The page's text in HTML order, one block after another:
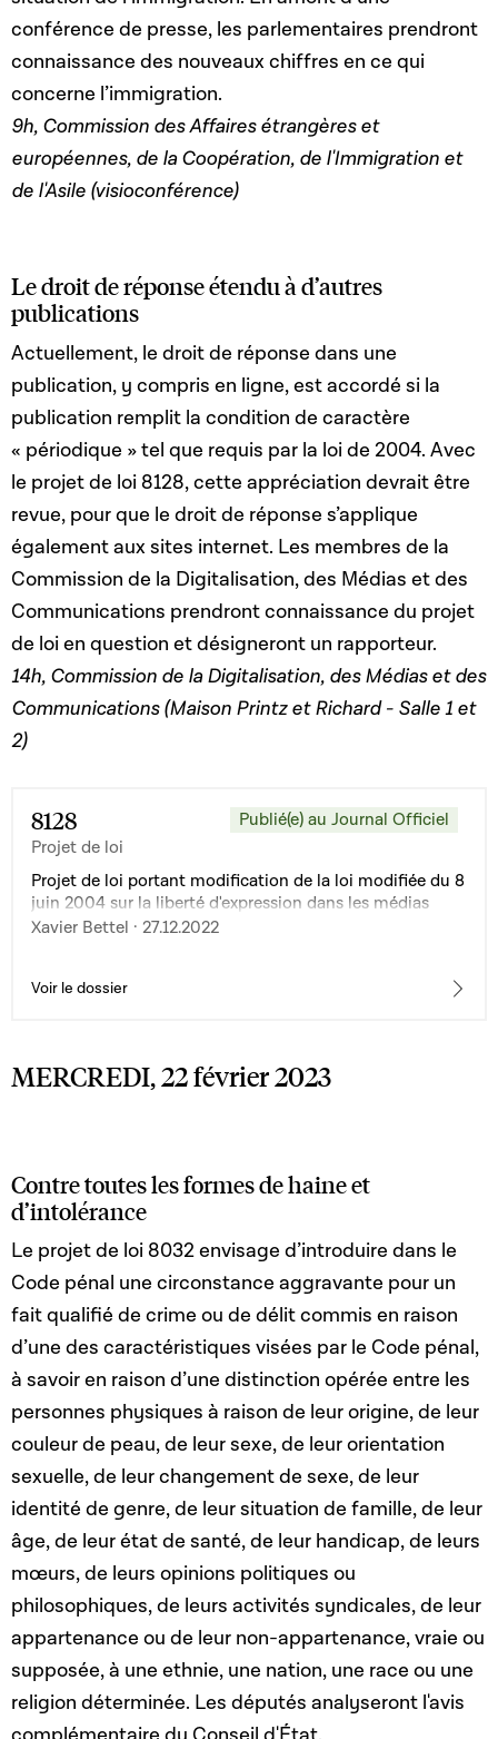
conférence de presse, les parlementaires prendront
connaissance des nouveaux chiffres en ce qui
concerne l’immigration.
9h, Commission des Affaires étrangères et
européennes, de la Coopération, de l'Immigration et
de l'Asile (visioconférence)
Le droit de réponse étendu à d’autres
publications
Actuellement, le droit de réponse dans une
publication, y compris en ligne, est accordé si la
publication remplit la condition de caractère
« périodique » tel que requis par la loi de 2004. Avec
le projet de loi 8128, cette appréciation devrait être
revue, pour que le droit de réponse s’applique
également aux sites internet. Les membres de la
Commission de la Digitalisation, des Médias et des
Communications prendront connaissance du projet
de loi en question et désigneront un rapporteur.
14h, Commission de la Digitalisation, des Médias et des
Communications (Maison Printz et Richard - Salle 1 et
2)
8128
Projet de loi
Publié(e) au Journal Officiel
Projet de loi portant modification de la loi modifiée du 8
juin 2004 sur la liberté d'expression dans les médias
Xavier Bettel · 27.12.2022
Voir le dossier
MERCREDI, 22 février 2023
Contre toutes les formes de haine et
d’intolérance
Le projet de loi 8032 envisage d’introduire dans le
Code pénal une circonstance aggravante pour un
fait qualifié de crime ou de délit commis en raison
d’une des caractéristiques visées par le Code pénal,
à savoir en raison d’une distinction opérée entre les
personnes physiques à raison de leur origine, de leur
couleur de peau, de leur sexe, de leur orientation
sexuelle, de leur changement de sexe, de leur
identité de genre, de leur situation de famille, de leur
âge, de leur état de santé, de leur handicap, de leurs
mœurs, de leurs opinions politiques ou
philosophiques, de leurs activités syndicales, de leur
appartenance ou de leur non-appartenance, vraie ou
supposée, à une ethnie, une nation, une race ou une
religion déterminée. Les députés analyseront l'avis